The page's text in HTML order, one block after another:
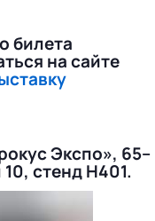
билета
на сайте
Экспо», 65–
стенд H401.